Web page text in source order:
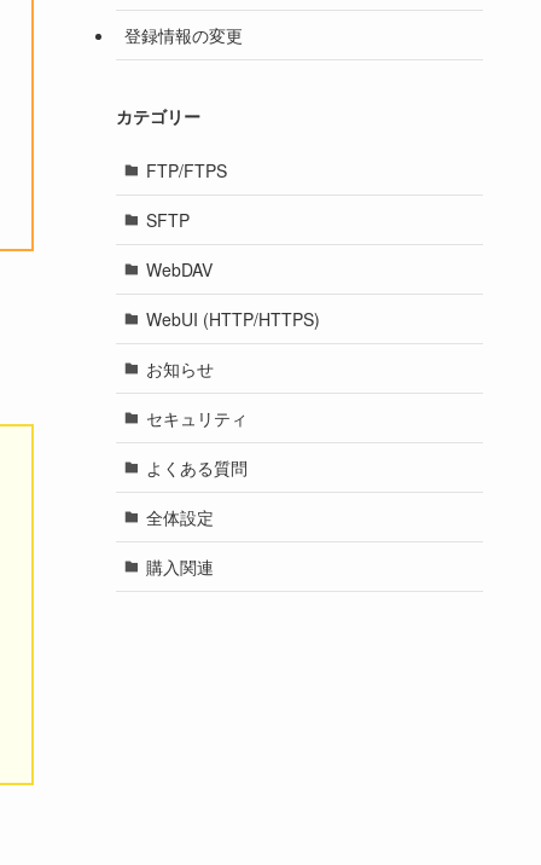
登録情報の変更
カテゴリー
FTP/FTPS
SFTP
WebDAV
WebUI (HTTP/HTTPS)
お知らせ
セキュリティ
よくある質問
全体設定
購入関連